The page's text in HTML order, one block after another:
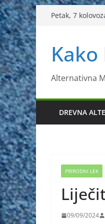
Skip
to
content
Petak, 7
Alternativna
DREVNA
PRIRODNI LEK
09/09/2024